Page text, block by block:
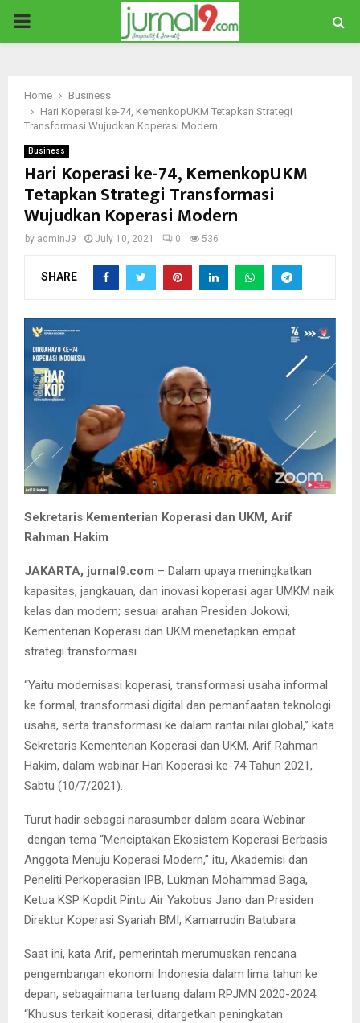
PRIMARY
Home
Business
Hari Koperasi ke-74, KemenkopUKM Tetapkan Strategi
Transformasi Wujudkan Koperasi Modern
Business
Hari Koperasi ke-74, KemenkopUKM
Tetapkan Strategi Transformasi
Wujudkan Koperasi Modern
by adminJ9 July 10, 2021 0 536
SHARE
Sekretaris Kementerian Koperasi dan UKM, Arif
Rahman Hakim
JAKARTA, jurnal9.com – Dalam upaya meningkatkan
kapasitas, jangkauan, dan inovasi koperasi agar UMKM naik
kelas dan modern; sesuai arahan Presiden Jokowi,
Kementerian Koperasi dan UKM menetapkan empat
strategi transformasi.
“Yaitu modernisasi koperasi, transformasi usaha informal
ke formal, transformasi digital dan pemanfaatan teknologi
usaha, serta transformasi ke dalam rantai nilai global,” kata
Sekretaris Kementerian Koperasi dan UKM, Arif Rahman
Hakim, dalam wabinar Hari Koperasi ke-74 Tahun 2021,
Sabtu (10/7/2021).
Turut hadir sebagai narasumber dalam acara Webinar
dengan tema “Menciptakan Ekosistem Koperasi Berbasis
Anggota Menuju Koperasi Modern,” itu, Akademisi dan
Peneliti Perkoperasian IPB, Lukman Mohammad Baga,
Ketua KSP Kopdit Pintu Air Yakobus Jano dan Presiden
Direktur Koperasi Syariah BMI, Kamarrudin Batubara.
Saat ini, kata Arif, pemerintah merumuskan rencana
pengembangan ekonomi Indonesia dalam lima tahun ke
depan, sebagaimana tertuang dalam RPJMN 2020-2024.
“Khusus terkait koperasi, ditargetkan peningkatan